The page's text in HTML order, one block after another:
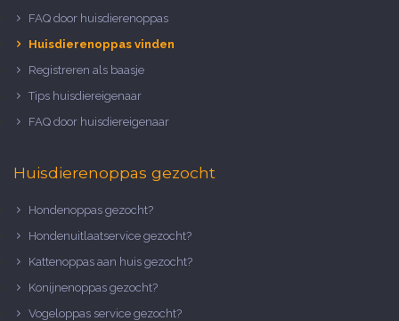
FAQ door huisdierenoppas
Huisdierenoppas vinden
Registreren als baasje
Tips huisdiereigenaar
FAQ door huisdiereigenaar
Huisdierenoppas gezocht
Hondenoppas gezocht?
Hondenuitlaatservice gezocht?
Kattenoppas aan huis gezocht?
Konijnenoppas gezocht?
Vogeloppas service gezocht?